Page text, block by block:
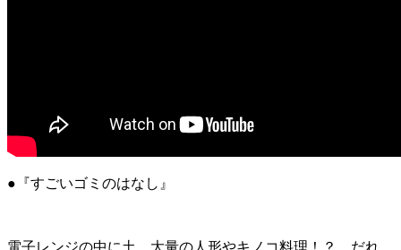
●『すごいゴミのはなし』
電子レンジの中に土、大量の人形やキノコ料理！？ だれ